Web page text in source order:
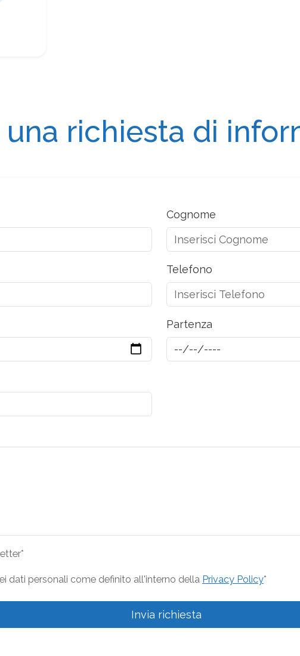
una richiesta di
Cognome
Telefono
Partenza
dati personali come definito all'interno della Privacy Policy*
Invia richiesta